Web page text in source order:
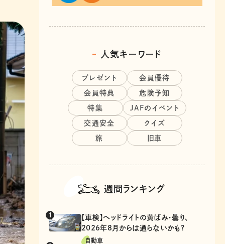
人気キーワード
プレゼント 会員優待
会員特典 危険予知
特集 JAFのイベント
交通安全 クイズ
旅 旧車
週間ランキング
【車検】ヘッドライトの黄ばみ・曇り、
2026年8月からは通らないかも?
自動車